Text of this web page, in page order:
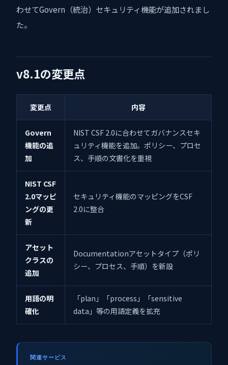
わせてGovern（統治）セキュリティ機能が追加されまし
た。
v8.1の変更点
変更点 内容
Govern
機能の追
加
NIST CSF 2.0に合わせてガバナンスセキ
ュリティ機能を追加。ポリシー、プロセ
ス、手順の文書化を重視
NIST CSF
2.0マッピ
ングの更
新
セキュリティ機能のマッピングをCSF
2.0に整合
アセット
クラスの
追加
Documentationアセットタイプ（ポリ
シー、プロセス、手順）を新設
用語の明
確化
「plan」「process」「sensitive
data」等の用語定義を拡充
関連サービス